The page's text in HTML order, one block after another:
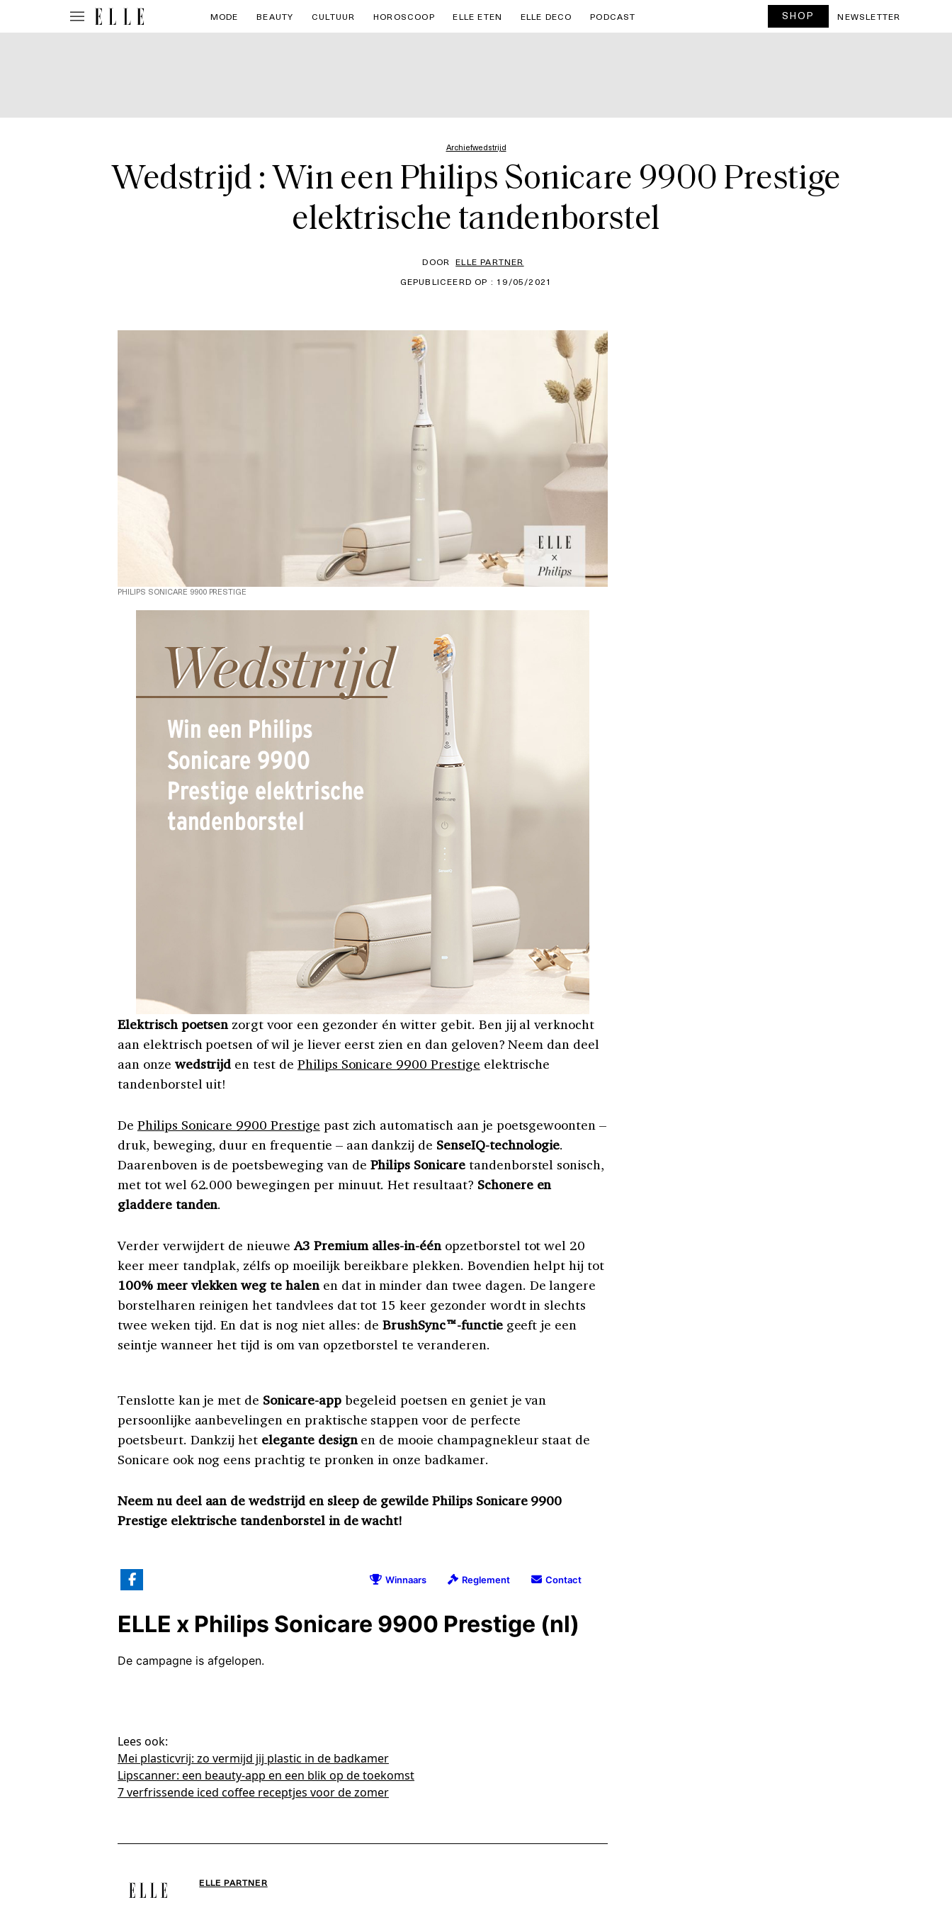
MODE BEAUTY CULTUUR HOROSCOOP ELLE ETEN ELLE DECO PODCAST SHOP NEWSLETTER
Archiefwedstrijd
Wedstrijd : Win een Philips Sonicare 9900 Prestige
elektrische tandenborstel
DOOR ELLE PARTNER
GEPUBLICEERD OP : 19/05/2021
PHILIPS SONICARE 9900 PRESTIGE
Elektrisch poetsenzorgt voor een gezonder én witter gebit. Ben jij al verknocht
aan elektrisch poetsen of wil je liever eerst zien en dan geloven? Neem dan deel
aan onze wedstrijd en test de Philips Sonicare 9900 Prestige elektrische
tandenborstel uit!
De Philips Sonicare 9900 Prestige past zich automatisch aan je poetsgewoonten –
druk, beweging, duur en frequentie – aan dankzij de SenseIQ-technologie.
Daarenboven is de poetsbeweging van de Philips Sonicaretandenborstel sonisch,
met tot wel 62.000 bewegingen per minuut. Het resultaat? Schonere en
gladdere tanden.
Verder verwijdert de nieuweA3 Premium alles-in-éénopzetborstel tot wel 20
keer meer tandplak, zélfs op moeilijk bereikbare plekken. Bovendien helpt hij tot
100% meer vlekken weg te halenen dat in minder dan twee dagen. De langere
borstelharen reinigen het tandvlees dat tot 15 keer gezonder wordt in slechts
twee weken tijd. En dat is nog niet alles: deBrushSync™-functiegeeft je een
seintje wanneer het tijd is om van opzetborstel te veranderen.
Tenslotte kan je met de Sonicare-appbegeleid poetsen en geniet je van
persoonlijke aanbevelingen en praktische stappen voor de perfecte
poetsbeurt. Dankzij het elegante designen de mooie champagnekleur staat de
Sonicare ook nog eens prachtig te pronken in onze badkamer.
Neem nu deel aan de wedstrijd en sleep de gewilde Philips Sonicare 9900
Prestige elektrische tandenborstel in de wacht!
Lees ook:
Mei plasticvrij: zo vermijd jij plastic in de badkamer
Lipscanner: een beauty-app en een blik op de toekomst
7 verfrissende iced coffee receptjes voor de zomer
ELLE PARTNER